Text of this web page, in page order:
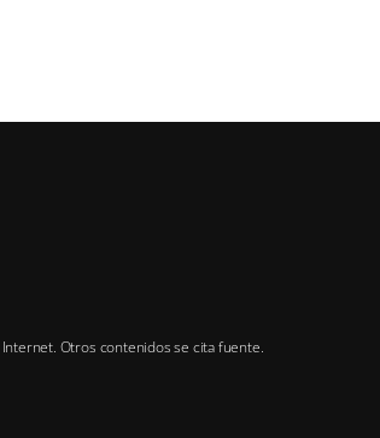
Otros contenidos se cita fuente.